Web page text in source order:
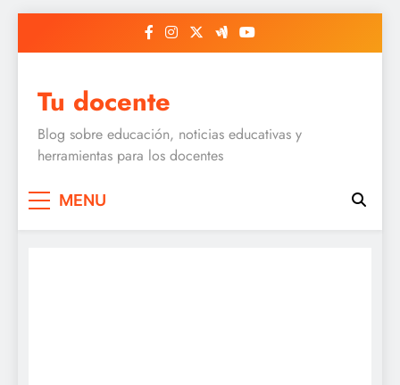
Tu docente
Blog sobre educación, noticias educativas y
herramientas para los docentes
MENU